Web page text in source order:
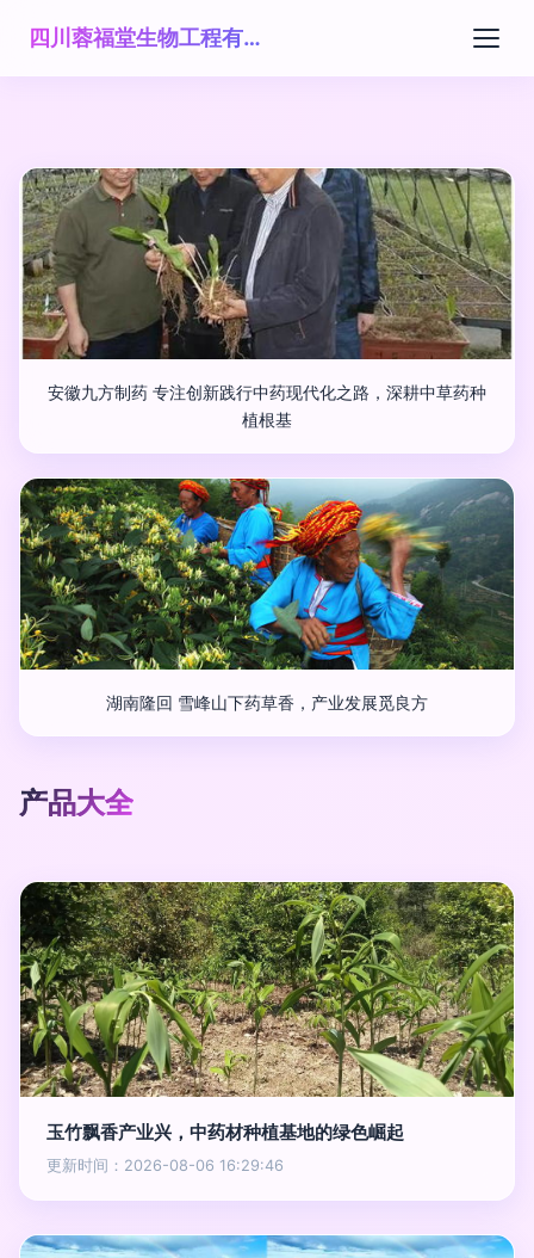
四川蓉福堂生物工程有限公司
安徽九方制药 专注创新践行中药现代化之路，深耕中草药种
植根基
湖南隆回 雪峰山下药草香，产业发展觅良方
产品大全
玉竹飘香产业兴，中药材种植基地的绿色崛起
更新时间：2026-08-06 16:29:46